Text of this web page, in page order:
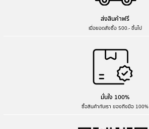
ส่งสินค้าฟรี
เมื่อยอดสั่งซื้อ 500.- ขึ้นไป
มั่นใจ 100%
ซื้อสินค้ากับเรา ของถึงมือ 100%